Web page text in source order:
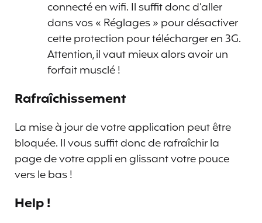
connecté en wifi. Il suffit donc d’aller
dans vos « Réglages » pour désactiver
cette protection pour télécharger en 3G.
Attention, il vaut mieux alors avoir un
forfait musclé !
Rafraîchissement
La mise à jour de votre application peut être
bloquée. Il vous suffit donc de rafraîchir la
page de votre appli en glissant votre pouce
vers le bas !
Help !